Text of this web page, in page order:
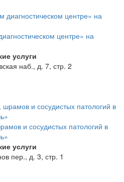
центре» на
услуги
наб., д. 7, стр. 2
и сосудистых патологий в
услуги
пер., д. 3, стр. 1